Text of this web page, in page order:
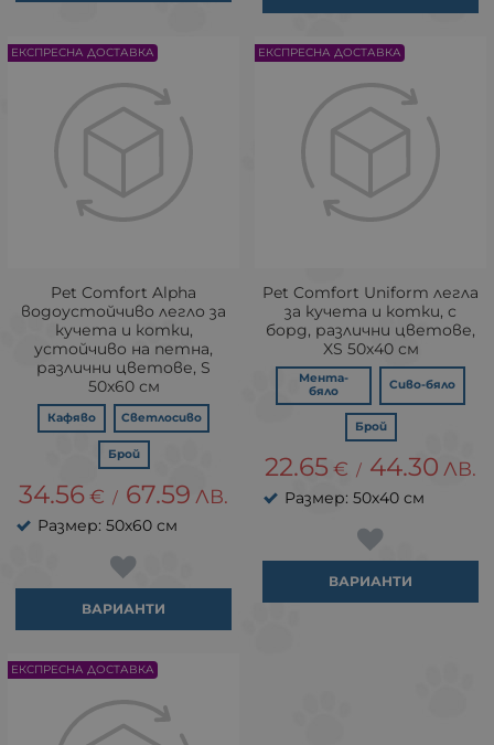
Pet Comfort Alpha
водоустойчиво легло за
кучета и котки,
устойчивo на петна,
различни цветове, S
50x60 см
Кафяво Светлосиво
Брой
34.56€ / 67.59 ЛВ.
Размер: 50х60 см
ВАРИАНТИ
ЕКСПРЕСНА ДОСТАВКА
Pet Comfort Uniform легла
за кучета и котки, с
борд, различни цветове,
XS 50х40 см
Мента-
бяло
Сиво-бяло
Брой
22.65 € / 44.30 ЛВ.
Размер: 50х40 см
ВАРИАНТИ
ЕКСПРЕСНА ДОСТАВКА
ЕКСПРЕСНА ДОСТАВКА